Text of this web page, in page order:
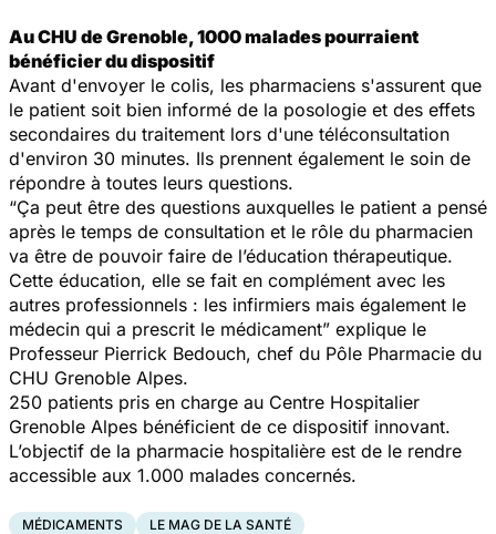
Au CHU de Grenoble, 1000 malades pourraient
bénéficier du dispositif
Avant d'envoyer le colis, les pharmaciens s'assurent que
le patient soit bien informé de la posologie et des effets
secondaires du traitement lors d'une téléconsultation
d'environ 30 minutes. Ils prennent également le soin de
répondre à toutes leurs questions.
“Ça peut être des questions auxquelles le patient a pensé
après le temps de consultation et le rôle du pharmacien
va être de pouvoir faire de l’éducation thérapeutique.
Cette éducation, elle se fait en complément avec les
autres professionnels : les infirmiers mais également le
médecin qui a prescrit le médicament” explique le
Professeur Pierrick Bedouch, chef du Pôle Pharmacie du
CHU Grenoble Alpes.
250 patients pris en charge au Centre Hospitalier
Grenoble Alpes bénéficient de ce dispositif innovant.
L’objectif de la pharmacie hospitalière est de le rendre
accessible aux 1.000 malades concernés.
MÉDICAMENTS LE MAG DE LA SANTÉ